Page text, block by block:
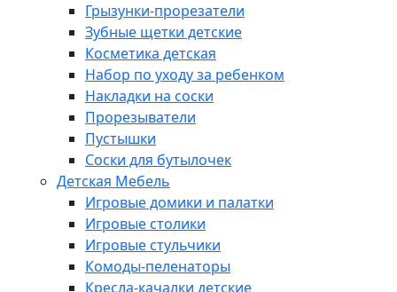
Грызунки-прорезатели
Зубные щетки детские
Косметика детская
Набор по уходу за ребенком
Накладки на соски
Прорезыватели
Пустышки
Соски для бутылочек
Детская Мебель
Игровые домики и палатки
Игровые столики
Игровые стульчики
Комоды-пеленаторы
Кресла-качалки детские